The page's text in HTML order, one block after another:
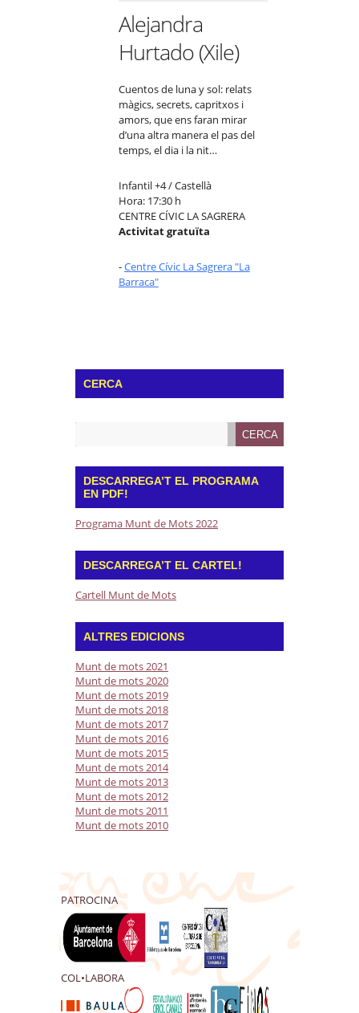
Alejandra
Hurtado (Xile)
Cuentos de luna y sol: relats
màgics, secrets, capritxos i
amors, que ens faran mirar
d’una altra manera el pas del
temps, el dia i la nit…
Infantil +4 / Castellà
Hora: 17:30 h
CENTRE CÍVIC LA SAGRERA
Activitat gratuïta
-Centre Cívic La Sagrera "La
Barraca"
CERCA
DESCARREGA’T EL PROGRAMA
EN PDF!
Programa Munt de Mots 2022
DESCARREGA’T EL CARTEL!
Cartell Munt de Mots
ALTRES EDICIONS
Munt de mots 2021
Munt de mots 2020
Munt de mots 2019
Munt de mots 2018
Munt de mots 2017
Munt de mots 2016
Munt de mots 2015
Munt de mots 2014
Munt de mots 2013
Munt de mots 2012
Munt de mots 2011
Munt de mots 2010
PATROCINA
COL•LABORA